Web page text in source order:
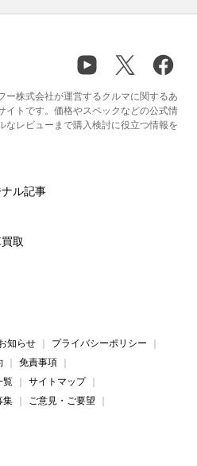
ー株式会社が運営するクルマに関するあ
イトです。価格やスペックなどの公式情
なレビューまで購入検討に役立つ情報を
ル記事
取
知らせ
プライバシーポリシー
免責事項
覧
サイトマップ
集
ご意見・ご要望